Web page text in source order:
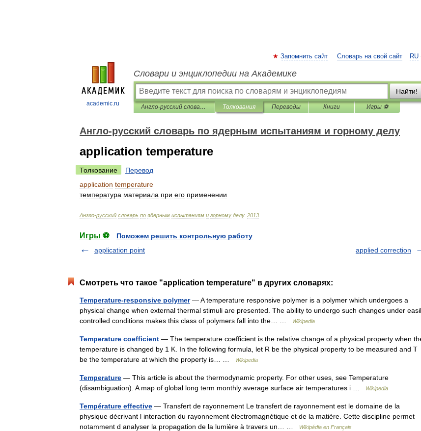
academic.ru
RU
Запомнить сайт Словарь на свой сайт
Словари и энциклопедии на Академике
Найти!
Англо-русский словарь по ядерным испытаниям и горному делу Толкования Переводы Книги Игры ⚽
Англо-русский словарь по ядерным испытаниям и горному делу
application temperature
Толкование
Перевод
application temperature
температура материала при его применении
Англо-русский словарь по ядерным испытаниям и горному делу. 2013
Игры ⚽
Поможем решить контрольную работу
application point
applied correction
Смотреть что такое "application temperature" в других словарях:
Temperature-responsive polymer— A temperature responsive polymer is a polymer which undergoes a
physical change when external thermal stimuli are presented. The ability to undergo such changes under
controlled conditions makes this class of polymers fall into the… …
Wikipedia
Temperature coefficient — The temperature coefficient is the relative change of a physical property when
temperature is changed by 1 K. In the following formula, let R be the physical property to be measured and T
be the temperature at which the property is… …
Wikipedia
Temperature — This article is about the thermodynamic property. For other uses, see Temperature
(disambiguation). A map of global long term monthly average surface air temperatures i …
Wikipedia
Température effective — Transfert de rayonnement Le transfert de rayonnement est le domaine de la
physique décrivant l interaction du rayonnement électromagnétique et de la matière. Cette discipline permet
notamment d analyser la propagation de la lumière à travers un… …
Wikipédia en Français